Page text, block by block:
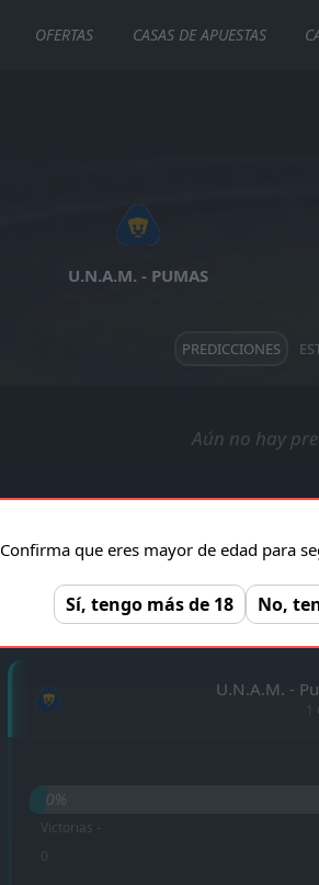
OFERTAS CASAS DE APUESTAS
U.N.A.M. - PUMAS
PREDICCIONES
Aún no hay
ESTADÍSTICAS CARA A CARA
U.N.A.M. -
1
0%
Victorias -
0
Confirma que eres mayor de edad para
Sí, tengo más de 18 No,